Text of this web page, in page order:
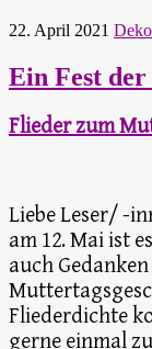
22. April 2021
Ein Fest
Flieder zum
Liebe Leser/ -
am 12. Mai ist
auch
Fliederdichte
gerne einmal